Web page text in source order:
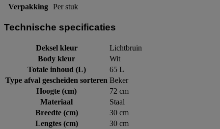
Verpakking Per stuk
Technische specificaties
Deksel kleur
Lichtbruin
Body kleur
Wit
Totale inhoud (L)
65 L
Type afval gescheiden sorteren Beker
Hoogte (cm)
72 cm
Materiaal
Staal
Breedte (cm)
30 cm
Lengtes (cm)
30 cm